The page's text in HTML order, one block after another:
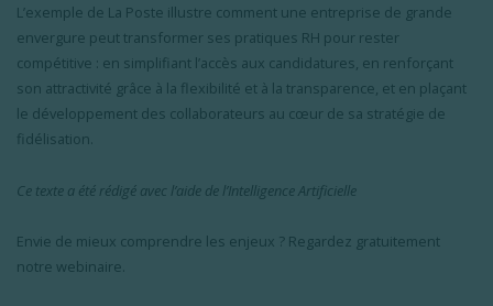
L’exemple de La Poste illustre comment une entreprise de grande
envergure peut transformer ses pratiques RH pour rester
compétitive : en simplifiant l’accès aux candidatures, en renforçant
son attractivité grâce à la flexibilité et à la transparence, et en plaçant
le développement des collaborateurs au cœur de sa stratégie de
fidélisation.
Ce texte a été rédigé avec l’aide de l’Intelligence Artificielle
Envie de mieux comprendre les enjeux ? Regardez gratuitement
notre webinaire.